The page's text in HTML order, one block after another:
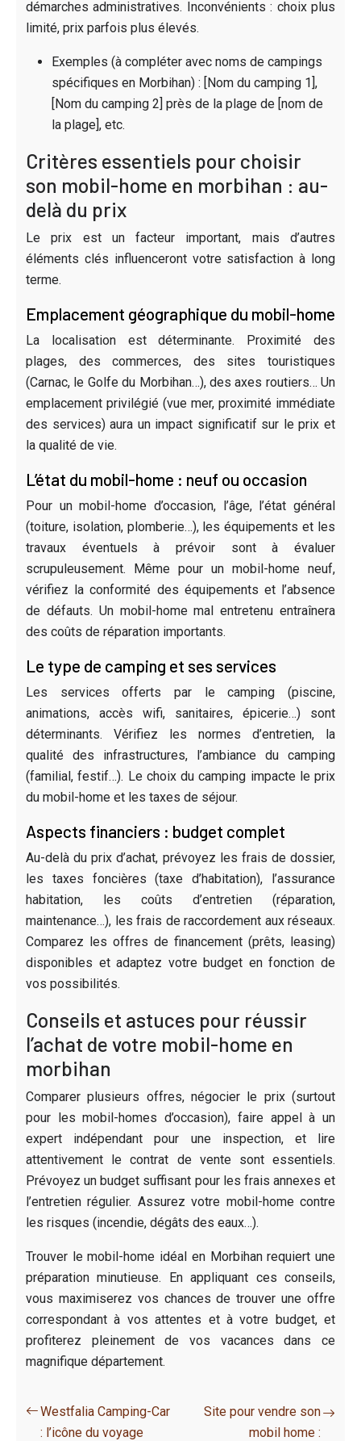
démarches administratives. Inconvénients : choix plus
limité, prix parfois plus élevés.
Exemples (à compléter avec noms de campings
spécifiques en Morbihan) : [Nom du camping 1],
[Nom du camping 2] près de la plage de [nom de
la plage], etc.
Critères essentiels pour choisir
son mobil-home en morbihan : au-
delà du prix
Le prix est un facteur important, mais d’autres
éléments clés influenceront votre satisfaction à long
terme.
Emplacement géographique du mobil-home
La localisation est déterminante. Proximité des
plages, des commerces, des sites touristiques
(Carnac, le Golfe du Morbihan…), des axes routiers… Un
emplacement privilégié (vue mer, proximité immédiate
des services) aura un impact significatif sur le prix et
la qualité de vie.
L’état du mobil-home : neuf ou occasion
Pour un mobil-home d’occasion, l’âge, l’état général
(toiture, isolation, plomberie…), les équipements et les
travaux éventuels à prévoir sont à évaluer
scrupuleusement. Même pour un mobil-home neuf,
vérifiez la conformité des équipements et l’absence
de défauts. Un mobil-home mal entretenu entraînera
des coûts de réparation importants.
Le type de camping et ses services
Les services offerts par le camping (piscine,
animations, accès wifi, sanitaires, épicerie…) sont
déterminants. Vérifiez les normes d’entretien, la
qualité des infrastructures, l’ambiance du camping
(familial, festif…). Le choix du camping impacte le prix
du mobil-home et les taxes de séjour.
Aspects financiers : budget complet
Au-delà du prix d’achat, prévoyez les frais de dossier,
les taxes foncières (taxe d’habitation), l’assurance
habitation, les coûts d’entretien (réparation,
maintenance…), les frais de raccordement aux réseaux.
Comparez les offres de financement (prêts, leasing)
disponibles et adaptez votre budget en fonction de
vos possibilités.
Conseils et astuces pour réussir
l’achat de votre mobil-home en
morbihan
Comparer plusieurs offres, négocier le prix (surtout
pour les mobil-homes d’occasion), faire appel à un
expert indépendant pour une inspection, et lire
attentivement le contrat de vente sont essentiels.
Prévoyez un budget suffisant pour les frais annexes et
l’entretien régulier. Assurez votre mobil-home contre
les risques (incendie, dégâts des eaux…).
Trouver le mobil-home idéal en Morbihan requiert une
préparation minutieuse. En appliquant ces conseils,
vous maximiserez vos chances de trouver une offre
correspondant à vos attentes et à votre budget, et
profiterez pleinement de vos vacances dans ce
magnifique département.
Westfalia Camping-Car
: l’icône du voyage
Site pour vendre son
mobil home :